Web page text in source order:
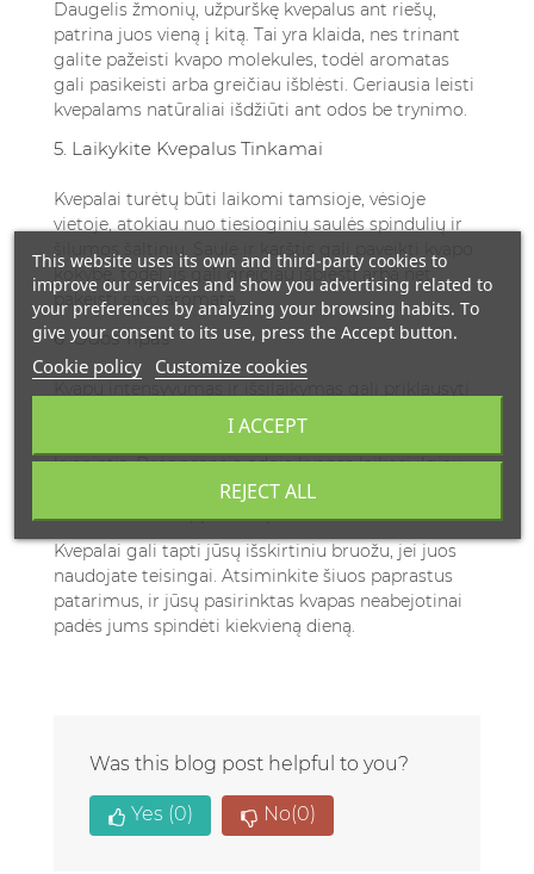
Daugelis žmonių, užpurškę kvepalus ant riešų,
patrina juos vieną į kitą. Tai yra klaida, nes trinant
galite pažeisti kvapo molekules, todėl aromatas
gali pasikeisti arba greičiau išblėsti. Geriausia leisti
kvepalams natūraliai išdžiūti ant odos be trynimo.
5. Laikykite Kvepalus Tinkamai
Kvepalai turėtų būti laikomi tamsioje, vėsioje
vietoje, atokiau nuo tiesioginių saulės spindulių ir
šilumos šaltinių. Saulė ir karštis gali paveikti kvapo
kokybę, todėl jis gali greičiau išblėsti arba net
pakeisti savo aromatą.
6. Odos Tipas
nuo jūsų odos tipo. Sausai odai kvapas dažnai
išblėsta greičiau, todėl gali reikėti dažniau
kvėpintis. Drėgnesnėje odoje kvapas laikosi ilgiau.
Jei turite sausą odą, prieš purškiant kvepalus,
naudokite bekvapį drėkiklį.
Kvepalai gali tapti jūsų išskirtiniu bruožu, jei juos
naudojate teisingai. Atsiminkite šiuos paprastus
patarimus, ir jūsų pasirinktas kvapas neabejotinai
padės jums spindėti kiekvieną dieną.
Was this blog post helpful to you?
Yes (0) No(0)
This website uses its own and third-party cookies to
improve our services and show you advertising related to
your preferences by analyzing your browsing habits. To
give your consent to its use, press the Accept button.
Cookie policy Customize cookies
REJECT ALL
I ACCEPT